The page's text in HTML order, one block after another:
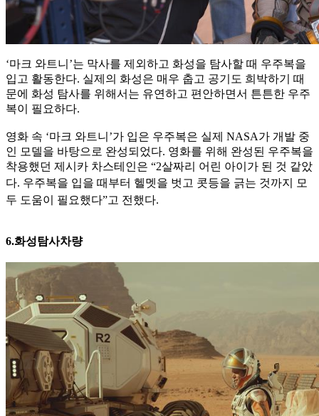
‘마크 와트니’는 막사를 제외하고 화성을 탐사할 때 우주복을
입고 활동한다. 실제의 화성은 매우 춥고 공기도 희박하기 때
문에 화성 탐사를 위해서는 유연하고 편안하면서 튼튼한 우주
복이 필요하다.
영화 속 ‘마크 와트니’가 입은 우주복은 실제 NASA가 개발 중
인 모델을 바탕으로 완성되었다. 영화를 위해 완성된 우주복을
착용했던 제시카 차스테인은 “2살짜리 어린 아이가 된 것 같았
다. 우주복을 입을 때부터 헬멧을 벗고 콧등을 긁는 것까지 모
두 도움이 필요했다”고 전했다.
6.화성탐사차량